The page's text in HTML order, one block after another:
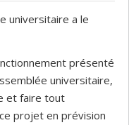
universitaire a le
présenté
universitaire,
et faire tout
projet en prévision